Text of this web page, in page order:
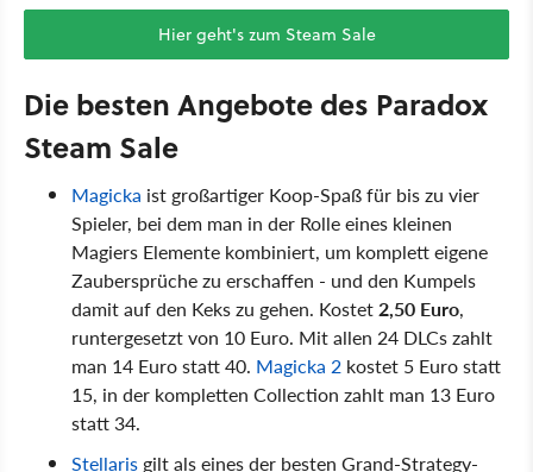
Hier geht's zum Steam Sale
Die besten Angebote des Paradox
Steam Sale
Magicka ist großartiger Koop-Spaß für bis zu vier
Spieler, bei dem man in der Rolle eines kleinen
Magiers Elemente kombiniert, um komplett eigene
Zaubersprüche zu erschaffen - und den Kumpels
damit auf den Keks zu gehen. Kostet 2,50 Euro,
runtergesetzt von 10 Euro. Mit allen 24 DLCs zahlt
man 14 Euro statt 40. Magicka 2 kostet 5 Euro statt
15, in der kompletten Collection zahlt man 13 Euro
statt 34.
Stellaris gilt als eines der besten Grand-Strategy-